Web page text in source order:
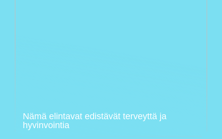
Nämä elintavat edistävät terveyttä ja
hyvinvointia